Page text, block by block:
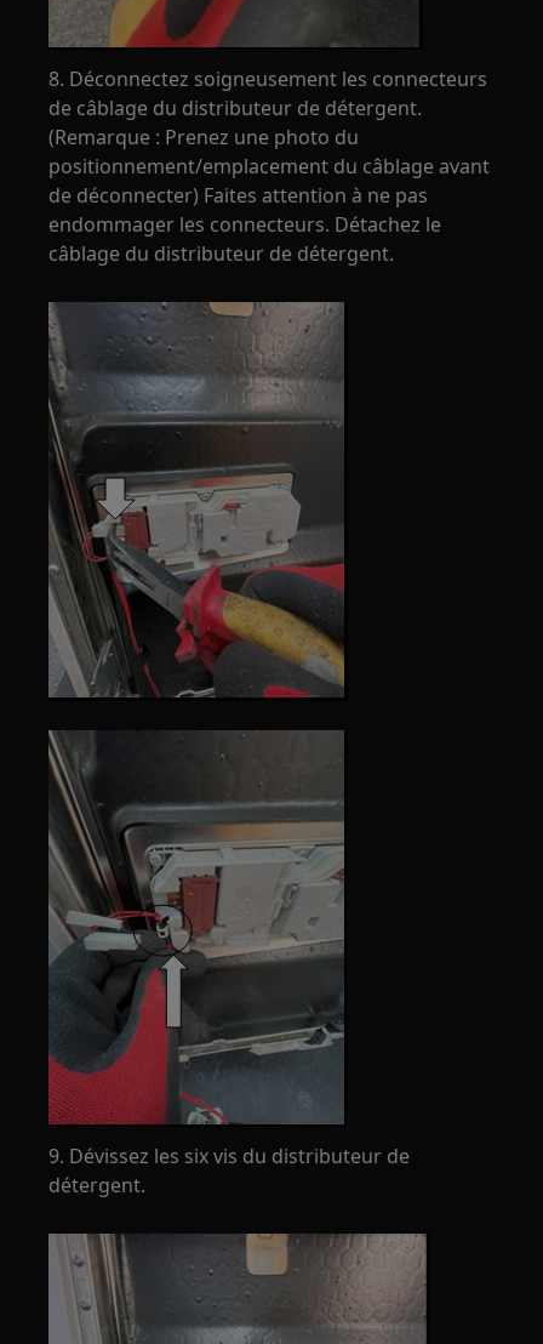
8. Déconnectez soigneusement les connecteurs
de câblage du distributeur de détergent.
(Remarque : Prenez une photo du
positionnement/emplacement du câblage avant
de déconnecter) Faites attention à ne pas
endommager les connecteurs. Détachez le
câblage du distributeur de détergent.
9. Dévissez les six vis du distributeur de
détergent.